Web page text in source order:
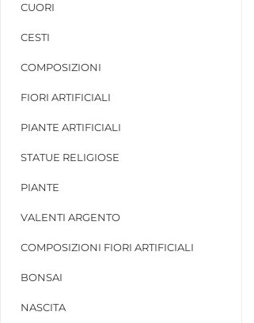
CUORI
CESTI
COMPOSIZIONI
FIORI ARTIFICIALI
PIANTE ARTIFICIALI
STATUE RELIGIOSE
PIANTE
VALENTI ARGENTO
COMPOSIZIONI FIORI ARTIFICIALI
BONSAI
NASCITA